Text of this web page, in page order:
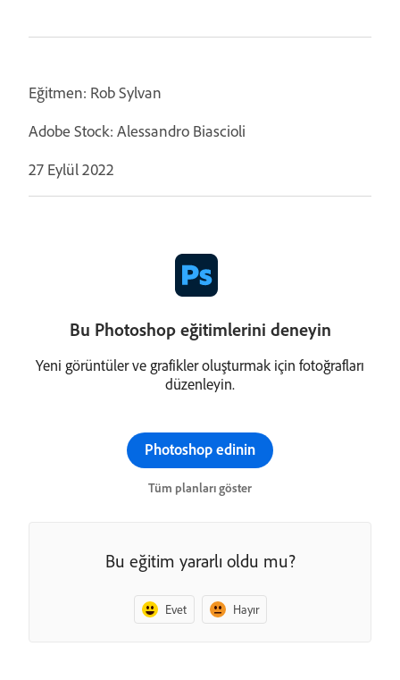
Eğitmen: Rob Sylvan
Adobe Stock: Alessandro Biascioli
27 Eylül 2022
Bu Photoshop eğitimlerini deneyin
Yeni görüntüler ve grafikler oluşturmak için fotoğrafları
düzenleyin.
Photoshop edinin
Tüm planları göster
Bu eğitim yararlı oldu mu?
Evet Hayır